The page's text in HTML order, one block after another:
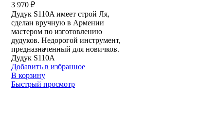
3 970 ₽
Дудук S110A имеет строй Ля,
сделан вручную в Армении
мастером по изготовлению
дудуков. Недорогой инструмент,
предназначенный для новичков.
Дудук S110A
Добавить в избранное
В корзину
Быстрый просмотр